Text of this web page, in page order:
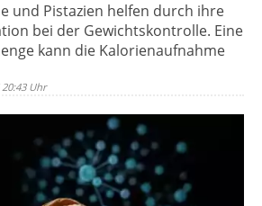
und Pistazien helfen durch ihre
bei der Gewichtskontrolle. Eine
kann die Kalorienaufnahme
Uhr